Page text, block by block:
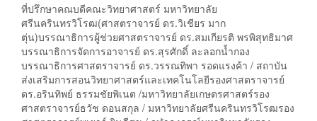
ที่ปรึกษาคณบดีคณะวิทยาศาสตร์ มหาวิทยาลัย
ศรีนครินทรวิโรฒ(ศาสตราจารย์ ดร.วิเชียร มาก
ตุ่น)บรรณาธิการผู้ช่วยศาสตราจารย์ ดร.สมเกียรติ พรพิสุทธิมาศ
บรรณาธิการจัดการอาจารย์ ดร.สุรศักดิ์ ละลอกน้ำกอง
บรรณาธิการศาสตราจารย์ ดร.วรรณทิพา รอดแรงค้า / สถาบัน
ส่งเสริมการสอนวิทยาศาสตร์และเทคโนโลยีรองศาสตราจารย์
ดร.อรินทิพย์ ธรรมชัยพิเนต /มหาวิทยาลัยเกษตรศาสตร์รอง
ศาสตราจารย์ธวัช ดอนสกุล / มหาวิทยาลัยศรีนครินทรวิโรฒรอง